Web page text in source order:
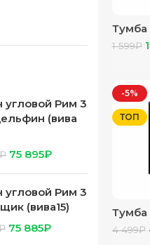
угловой Рим 3
(вива
₽ 75 895₽
угловой Рим 3
(вива15)
75 885₽
Тумба
Симпл
1 599₽
-5%
ТОП
Тумба
компл
4 499₽